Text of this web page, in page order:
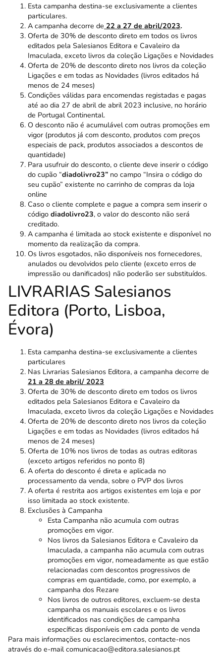
Esta campanha destina-se exclusivamente a clientes
particulares.
A campanha decorre de 22 a 27 de abril/2023.
Oferta de 30% de desconto direto em todos os livros
editados pela Salesianos Editora e Cavaleiro da
Imaculada, exceto livros da coleção Ligações e Novidades
Oferta de 20% de desconto direto nos livros da coleção
Ligações e em todas as Novidades (livros editados há
menos de 24 meses)
Condições válidas para encomendas registadas e pagas
até ao dia 27 de abril de abril 2023 inclusive, no horário
de Portugal Continental.
O desconto não é acumulável com outras promoções em
vigor (produtos já com desconto, produtos com preços
especiais de pack, produtos associados a descontos de
quantidade)
Para usufruir do desconto, o cliente deve inserir o código
do cupão “diadolivro23” no campo “Insira o código do
seu cupão” existente no carrinho de compras da loja
online
Caso o cliente complete e pague a compra sem inserir o
código diadolivro23, o valor do desconto não será
creditado.
A campanha é limitada ao stock existente e disponível no
momento da realização da compra.
Os livros esgotados, não disponíveis nos fornecedores,
anulados ou devolvidos pelo cliente (exceto erros de
impressão ou danificados) não poderão ser substituídos.
LIVRARIAS Salesianos
Editora (Porto, Lisboa,
Évora)
Esta campanha destina-se exclusivamente a clientes
particulares
Nas Livrarias Salesianos Editora, a campanha decorre de
21 a 28 de abril/ 2023
Oferta de 30% de desconto direto em todos os livros
editados pela Salesianos Editora e Cavaleiro da
Imaculada, exceto livros da coleção Ligações e Novidades
Oferta de 20% de desconto direto nos livros da coleção
Ligações e em todas as Novidades (livros editados há
menos de 24 meses)
Oferta de 10% nos livros de todas as outras editoras
(exceto artigos referidos no ponto 8)
A oferta do desconto é direta e aplicada no
processamento da venda, sobre o PVP dos livros
A oferta é restrita aos artigos existentes em loja e por
isso limitada ao stock existente.
Exclusões à Campanha
Esta Campanha não acumula com outras
promoções em vigor.
Nos livros da Salesianos Editora e Cavaleiro da
Imaculada, a campanha não acumula com outras
promoções em vigor, nomeadamente as que estão
relacionadas com descontos progressivos de
compras em quantidade, como, por exemplo, a
campanha dos Rezare
Nos livros de outros editores, excluem-se desta
campanha os manuais escolares e os livros
identificados nas condições de campanha
específicas disponíveis em cada ponto de venda
Para mais informações ou esclarecimentos, contacte-nos
através do e-mailcomunicacao@editora.salesianos.pt